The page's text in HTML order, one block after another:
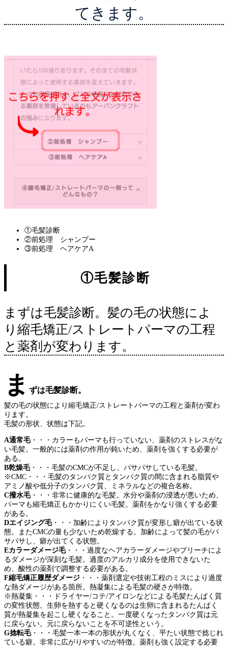
てきます。
①毛髪診断
②前処理 シャンプー
③前処理 ヘアケアA
①毛髪診断
まずは毛髪診断。髪の毛の状態によ
り縮毛矯正/ストレートパーマの工程
と薬剤が変わります。
ま ずは毛髪診断。
髪の毛の状態により縮毛矯正/ストレートパーマの工程と薬剤が変わ
ります。
毛髪の形状、状態は下記。
A通常毛・・・カラーもパーマも行っていない、薬剤のストレスがな
い毛髪。一般的には薬剤の作用が鈍いため、薬剤を強くする必要が
ある。
B乾燥毛・・・毛髪のCMCが不足し、パサパサしている毛髪。
※CMC・・・毛髪のタンパク質とタンパク質の間に含まれる脂質や
アミノ酸や低分子のタンパク質、ミネラルなどの複合名称。
C撥水毛・・・非常に健康的な毛髪。水分や薬剤の浸透が悪いため、
パーマも縮毛矯正もかかりにくい毛髪。薬剤をかなり強くする必要
がある。
Dエイジング毛・・・加齢によりタンパク質が変形し癖が出ている状
態。またCMCの量も少ないため乾燥する。加齢によって髪の毛がパ
サパサし、癖が出てくる状態。
Eカラーダメージ毛・・・過度なヘアカラーダメージやブリーチによ
るダメージが深刻な毛髪。過度のアルカリ成分を使用できないた
め、酸性の薬剤で調整する必要がある。
F縮毛矯正履歴ダメージ ・・・薬剤選定や技術工程のミスにより過度
な熱ダメージがある箇所。熱凝集による毛髪の硬さが特徴。
※熱凝集・・・ドライヤー/コテ/アイロンなどによる毛髪たんぱく質
の変性状態。生卵を熱すると硬くなるのは生卵に含まれるたんぱく
質が熱凝集を起こし硬くなること。一度硬くなったタンパク質は元
に戻らない。元に戻らないことを不可逆性という。
G捻転毛・・・毛髪一本一本の形状が丸くなく、平たい状態で捻じれ
ている癖。非常に広がりやすいのが特徴。薬剤も強く設定する必要